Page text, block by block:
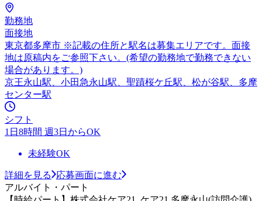
勤務地
面接地
東京都多摩市 ※記載の住所と駅名は募集エリアです。面接
地は原稿内をご参照下さい。(希望の勤務地で勤務できない
場合があります。)
京王永山駅、小田急永山駅、聖蹟桜ケ丘駅、松が谷駅、多摩
センター駅
シフト
1日8時間 週3日からOK
未経験OK
詳細を見る
応募画面に進む
アルバイト・パート